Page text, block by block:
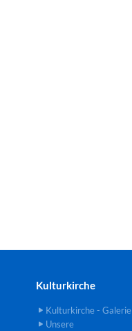
Kulturkirche
Kulturkirche - Galerie
Unsere